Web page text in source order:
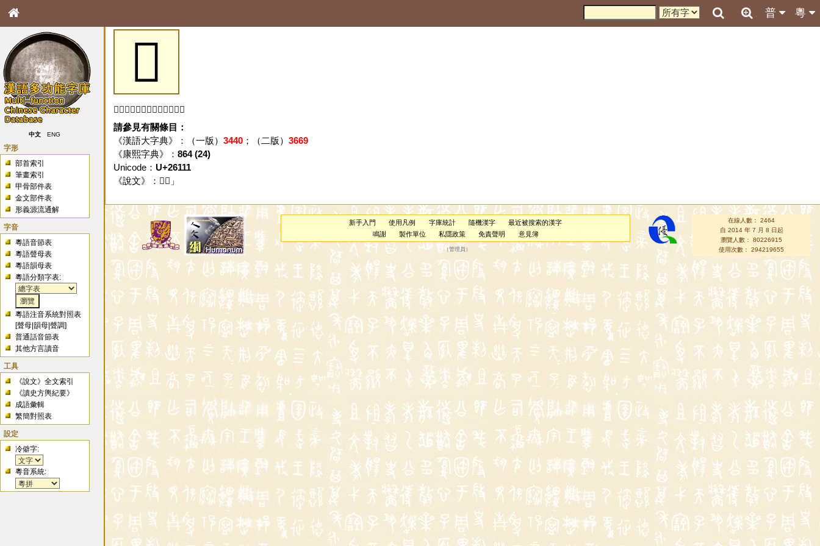
粵
普
中文 ENG
字形
部首索引
筆畫索引
甲骨部件表
金文部件表
形義源流通解
字音
粵語音節表
粵語聲母表
粵語韻母表
粵語分類字表:
粵語注音系統對照表
[聲母 |韻母 |聲調]
普通話音節表
其他方言讀音
工具
《說文》全文索引
《讀史方輿紀要》
成語彙輯
繁簡對照表
設定
冷僻字:
粵音系統:
𦄑
「𦄑」字未收錄於本資料庫。
請參見有關條目：
《漢語大字典》：（一版） 3440；（二版） 3669
《康熙字典》： 864 (24)
Unicode： U+26111
《說文》：「 𦄑 」
新手入門 使用凡例 字庫統計 隨機漢字
最近被搜索的漢字
鳴謝
製作單位 私隱政策 免責聲明 意見簿
（管理員 ）
在線人數： 2464
自 2014 年 7 月 8 日起
瀏覽人數： 80226915
使用次數： 294219655